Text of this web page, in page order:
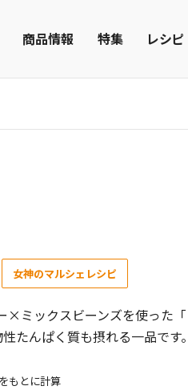
商品情報 特集 レシピ
女神のマルシェレシピ
ミックスビーンズを使った
んぱく質も摂れる一品です。
もとに計算